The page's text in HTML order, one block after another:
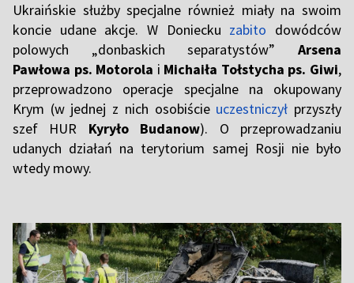
Ukraińskie służby specjalne również miały na swoim
koncie udane akcje. W Doniecku zabito dowódców
polowych „donbaskich separatystów” Arsena
Pawłowa ps. Motorola i Michaiła Tołstycha ps. Giwi,
przeprowadzono operacje specjalne na okupowany
Krym (w jednej z nich osobiście uczestniczył przyszły
szef HUR Kyryło Budanow). O przeprowadzaniu
udanych działań na terytorium samej Rosji nie było
wtedy mowy.